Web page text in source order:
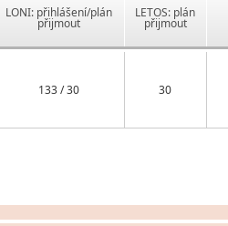
LONI: přihlášení/plán
přijmout
LETOS: plán
přijmout
133 / 30 30